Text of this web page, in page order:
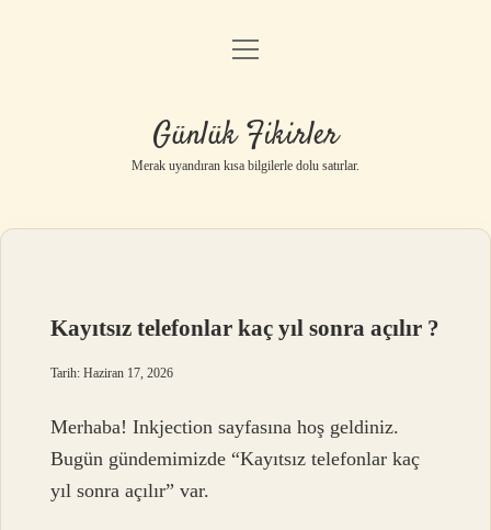
Anasayfa
Yasal Uyarı
menüyü
Günlük Fikirler
Merak uyandıran kısa bilgilerle dolu satırlar.
Kayıtsız telefonlar kaç yıl sonra açılır ?
Tarih: Haziran 17, 2026
Merhaba! Inkjection sayfasına hoş geldiniz.
Bugün gündemimizde “Kayıtsız telefonlar kaç
yıl sonra açılır” var.